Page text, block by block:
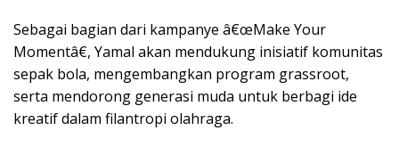
Sebagai bagian dari kampanye â€œMake Your
Momentâ€, Yamal akan mendukung inisiatif komunitas
sepak bola, mengembangkan program grassroot,
serta mendorong generasi muda untuk berbagi ide
kreatif dalam filantropi olahraga.